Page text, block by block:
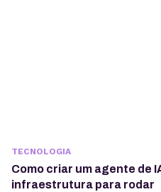
TECNOLOGIA
Como criar um agente de
infraestrutura para rodar